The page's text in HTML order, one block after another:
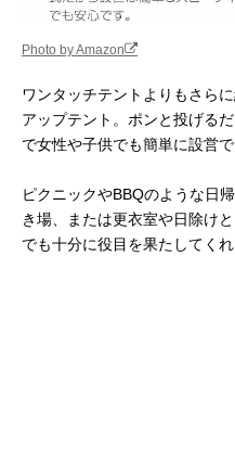
Photo by Amazon
ワンタッチテントよりもさら
アップテント。ポンと投げる
で女性や子供でも簡単に設営で
ピクニックやBBQのような日
き場、または更衣室や日除け
でも十分に役目を果たしてくれ